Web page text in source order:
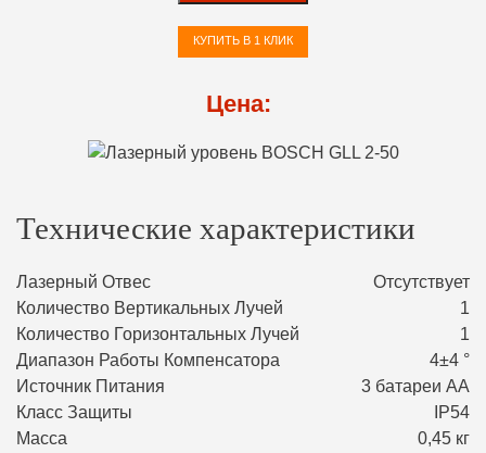
КУПИТЬ В 1 КЛИК
Цена:
Технические характеристики
Лазерный Отвес
Отсутствует
Количество Вертикальных Лучей
1
Количество Горизонтальных Лучей
1
Диапазон Работы Компенсатора
4±4 °
Источник Питания
3 батареи АА
Класс Защиты
IP54
Масса
0,45 кг